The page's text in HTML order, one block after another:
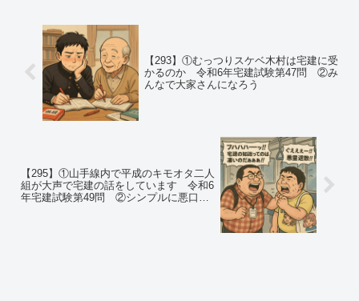
【293】①むっつりスケベ木村は宅建に受
かるのか 令和6年宅建試験第47問 ②み
んなで大家さんになろう
【295】①山手線内で平成のキモオタ二人
組が大声で宅建の話をしています 令和6
年宅建試験第49問 ②シンプルに悪口を